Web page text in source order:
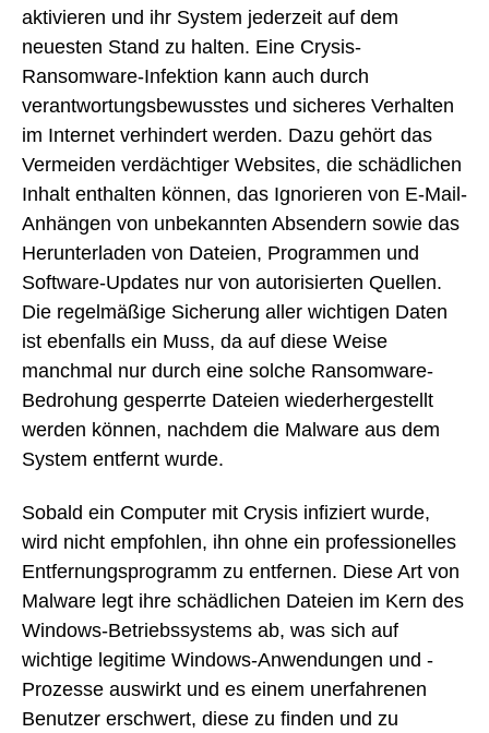
aktivieren und ihr System jederzeit auf dem
neuesten Stand zu halten. Eine Crysis-
Ransomware-Infektion kann auch durch
verantwortungsbewusstes und sicheres Verhalten
im Internet verhindert werden. Dazu gehört das
Vermeiden verdächtiger Websites, die schädlichen
Inhalt enthalten können, das Ignorieren von E-Mail-
Anhängen von unbekannten Absendern sowie das
Herunterladen von Dateien, Programmen und
Software-Updates nur von autorisierten Quellen.
Die regelmäßige Sicherung aller wichtigen Daten
ist ebenfalls ein Muss, da auf diese Weise
manchmal nur durch eine solche Ransomware-
Bedrohung gesperrte Dateien wiederhergestellt
werden können, nachdem die Malware aus dem
System entfernt wurde.
Sobald ein Computer mit Crysis infiziert wurde,
wird nicht empfohlen, ihn ohne ein professionelles
Entfernungsprogramm zu entfernen. Diese Art von
Malware legt ihre schädlichen Dateien im Kern des
Windows-Betriebssystems ab, was sich auf
wichtige legitime Windows-Anwendungen und -
Prozesse auswirkt und es einem unerfahrenen
Benutzer erschwert, diese zu finden und zu